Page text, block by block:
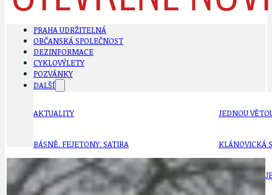
PRAHA UDRŽITELNÁ
OBČANSKÁ SPOLEČNOST
DEZINFORMACE
CYKLOVÝLETY
POZVÁNKY
DALŠÍ
AKTUALITY
BÁSNĚ. FEJETONY. SATIRA
CYKLOVÝLETY
JEDNOU
KLÁNOVICKÁ
KRUHOVÝ